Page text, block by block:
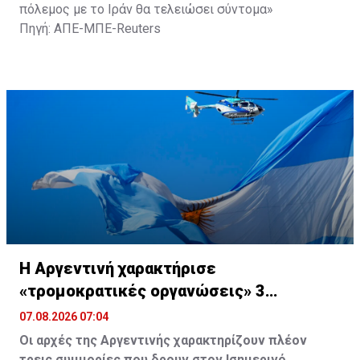
πόλεμος με το Ιράν θα τελειώσει σύντομα»
Πηγή: ΑΠΕ-ΜΠΕ-Reuters
Η Αργεντινή χαρακτήρισε
«τρομοκρατικές οργανώσεις» 3
συμμορίες στον Ισημερινό
07.08.2026 07:04
Οι αρχές της Αργεντινής χαρακτηρίζουν πλέον